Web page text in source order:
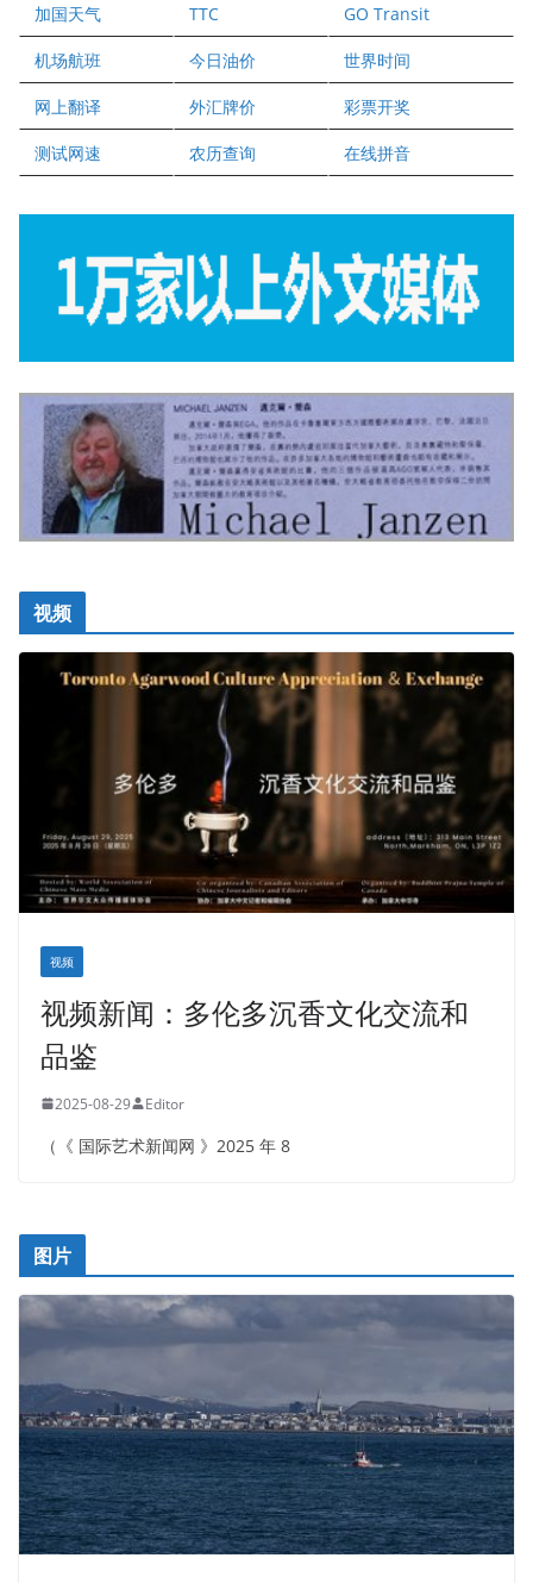
健健宝公司
二十一世纪美联地产公司
全球趋势移民留学
盛达资本
正点印艺设计
加国天气 TTC GO Transit
机场航班 今日油价 世界时间
网上翻译 外汇牌价 彩票开奖
测试网速 农历查询 在线拼音
视频
视频
视频新闻：多伦多沉香文化交流和
品鉴
2025-08-29 Editor
（《 国际艺术新闻网 》2025 年 8
图片